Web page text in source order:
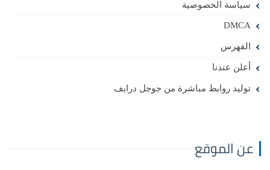
سياسة الخصوصية
DMCA
الفهرس
أعلن عندنا
توليد روابط مباشرة من جوجل درايف
عن الموقع